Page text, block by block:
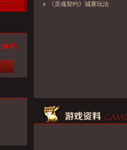
(推荐)
《灵魂契约》城寨玩法